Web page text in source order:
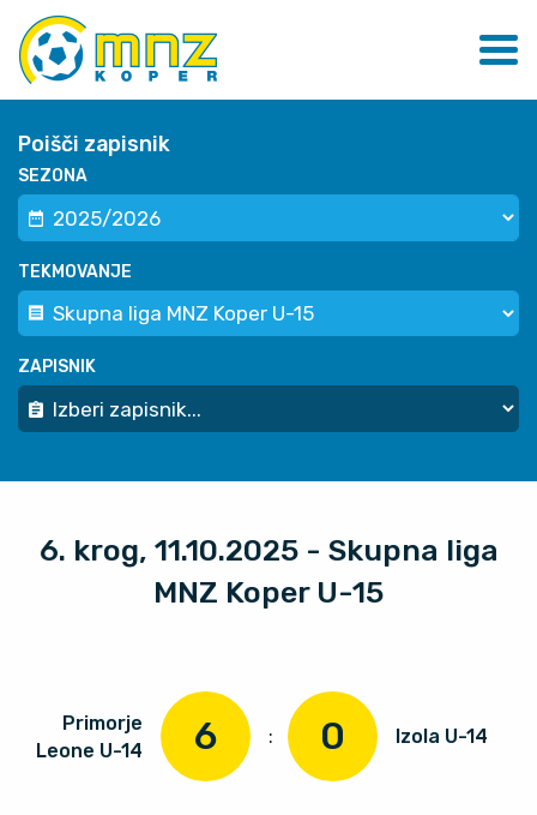
Poišči zapisnik
SEZONA
TEKMOVANJE
ZAPISNIK
6. krog, 11.10.2025 - Skupna liga
MNZ Koper U-15
Primorje
Leone U-14
6 : 0 Izola U-14